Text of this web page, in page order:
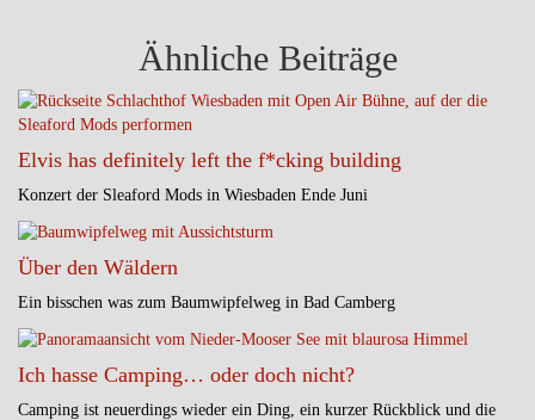
Ähnliche Beiträge
Elvis has definitely left the f*cking building
Konzert der Sleaford Mods in Wiesbaden Ende Juni
Über den Wäldern
Ein bisschen was zum Baumwipfelweg in Bad Camberg
Ich hasse Camping… oder doch nicht?
Camping ist neuerdings wieder ein Ding, ein kurzer Rückblick und die